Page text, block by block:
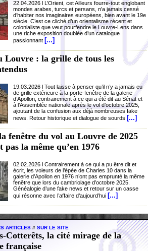
22.04.2026 l L’Orient, cet Ailleurs fourre-tout englobant
mondes arabes, turcs et persans, n’a jamais cessé
d’habiter nos imaginaires européens, bien avant le 19e
siècle. C’est ce cliché d’un orientalisme récent et
colonialiste que veut pourfendre le Louvre-Lens dans
une riche exposition doublée d’un catalogue
passionnant [...]
Louvre : la grille de tous les
19.03.2026 l Tout laisse à penser qu’il n’y a jamais eu
de grille extérieure à la porte-fenêtre de la galerie
d’Apollon, contrairement à ce qui a été dit au Sénat et
à l’Assemblée nationale après le vol d’octobre 2025,
ajoutant de la confusion aux déjà nombreuses fake
news. Retour historique et dialogue de sourds [...]
fenêtre du vol au Louvre de 2025
pas la même qu’en 1976
02.02.2026 l Contrairement à ce qui a pu être dit et
écrit, les voleurs de l’épée de Charles 10 dans la
galerie d’Apollon en 1976 n’ont pas emprunté la même
fenêtre que lors du cambriolage d’octobre 2025.
Généalogie d’une fake news et retour sur un casse
qui résonne avec l’affaire d’aujourd’hui [...]
ARTICLES # SUR LE SITE
Cotterêts, la cité mirage de la
française